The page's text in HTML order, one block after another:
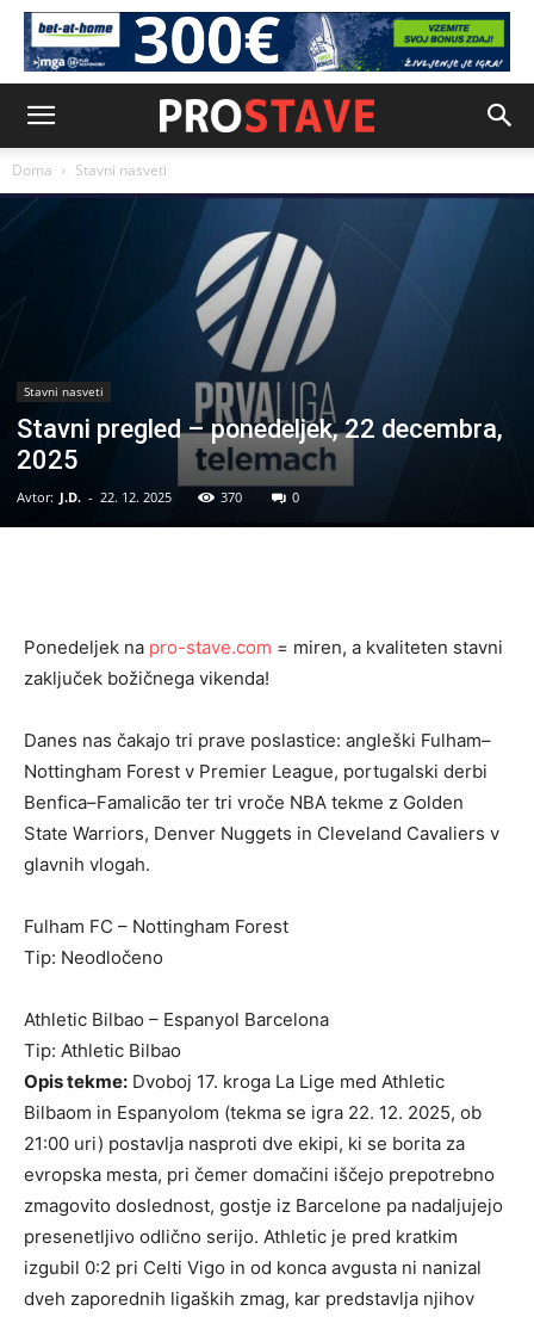
Doma Stavni nasveti
Stavni nasveti
Stavni pregled – ponedeljek, 22 decembra,
2025
Avtor: J.D. - 22. 12. 2025 370 0
Ponedeljek na pro-stave.com = miren, a kvaliteten stavni
zaključek božičnega vikenda!
Danes nas čakajo tri prave poslastice: angleški Fulham–
Nottingham Forest v Premier League, portugalski derbi
Benfica–Famalicão ter tri vroče NBA tekme z Golden
State Warriors, Denver Nuggets in Cleveland Cavaliers v
glavnih vlogah.
Fulham FC – Nottingham Forest
Tip: Neodločeno
Athletic Bilbao – Espanyol Barcelona
Tip: Athletic Bilbao
Opis tekme: Dvoboj 17. kroga La Lige med Athletic
Bilbaom in Espanyolom (tekma se igra 22. 12. 2025, ob
21:00 uri) postavlja nasproti dve ekipi, ki se borita za
evropska mesta, pri čemer domačini iščejo prepotrebno
zmagovito doslednost, gostje iz Barcelone pa nadaljujejo
presenetljivo odlično serijo. Athletic je pred kratkim
izgubil 0:2 pri Celti Vigo in od konca avgusta ni nanizal
dveh zaporednih ligaških zmag, kar predstavlja njihov